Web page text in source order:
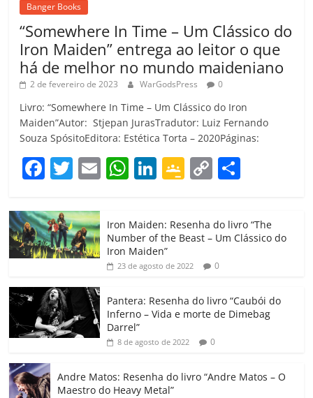
Banger Books
“Somewhere In Time – Um Clássico do
Iron Maiden” entrega ao leitor o que
há de melhor no mundo maideniano
2 de fevereiro de 2023 WarGodsPress 0
Livro: “Somewhere In Time – Um Clássico do Iron
Maiden”Autor: Stjepan JurasTradutor: Luiz Fernando
Souza SpósitoEditora: Estética Torta – 2020Páginas:
F
c
e
b
o
o
k
T
itt
er
E W
at
s
A
p
Li
e
dI
G
gl
e
Cl
a
ss
ro
o
C
p
y
Li
k
m
p
h
ar
Iron Maiden: Resenha do livro “The
Number of the Beast – Um Clássico do
Iron Maiden”
23 de agosto de 2022 0
Pantera: Resenha do livro “Caubói do
Inferno – Vida e morte de Dimebag
Darrel”
8 de agosto de 2022 0
Andre Matos: Resenha do livro “Andre Matos – O
Maestro do Heavy Metal”